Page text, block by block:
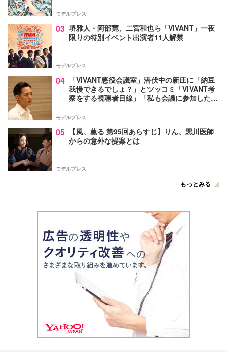
モデルプレス
03 堺雅人・阿部寛、二宮和也ら「VIVANT」一夜
限りの特別イベント出演者11人解禁
モデルプレス
04
「VIVANT悪役会議室」潜伏中の新庄に「納豆
我慢できるでしょ？」とツッコミ「VIVANT考
察をする視聴者目線」「私も会議に参加した
モデルプレス
05
【風、薫る 第95回あらすじ】りん、黒川医師
からの意外な提案とは
モデルプレス
もっとみる